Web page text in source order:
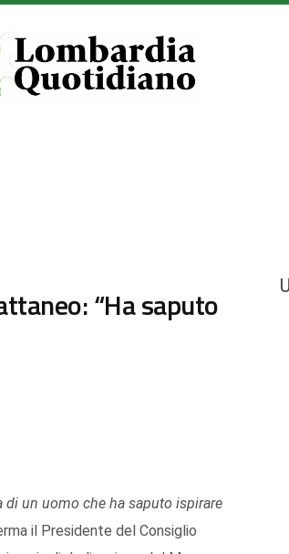
“Ha saputo
un uomo che ha saputo ispirare
il Presidente del Consiglio